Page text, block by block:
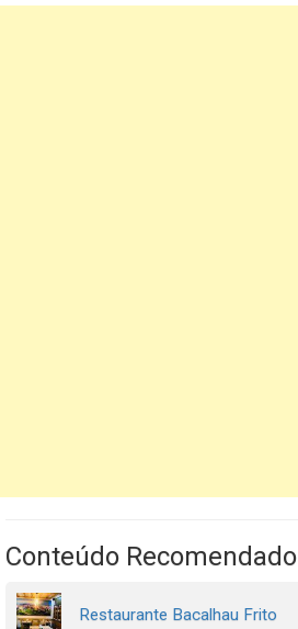
Conteúdo Recomendado
Restaurante Bacalhau Frito